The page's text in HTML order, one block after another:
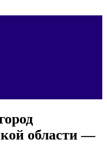
области —